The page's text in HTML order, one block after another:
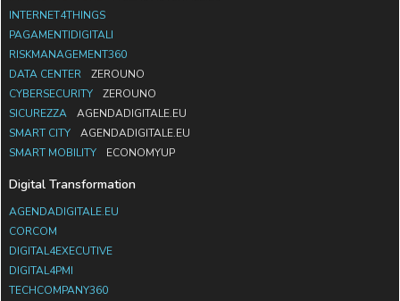
INTERNET4THINGS
PAGAMENTIDIGITALI
RISKMANAGEMENT360
DATA CENTER
ZEROUNO
CYBERSECURITY
ZEROUNO
SICUREZZA
AGENDADIGITALE.EU
SMART CITY
AGENDADIGITALE.EU
SMART MOBILITY
ECONOMYUP
Digital Transformation
AGENDADIGITALE.EU
CORCOM
DIGITAL4EXECUTIVE
DIGITAL4PMI
TECHCOMPANY360